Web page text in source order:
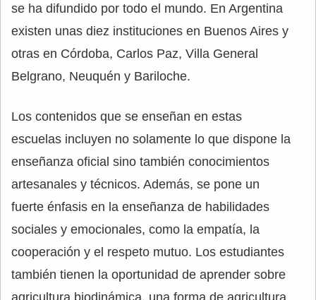
se ha difundido por todo el mundo. En Argentina
existen unas diez instituciones en Buenos Aires y
otras en Córdoba, Carlos Paz, Villa General
Belgrano, Neuquén y Bariloche.
Los contenidos que se enseñan en estas
escuelas incluyen no solamente lo que dispone la
enseñanza oficial sino también conocimientos
artesanales y técnicos. Además, se pone un
fuerte énfasis en la enseñanza de habilidades
sociales y emocionales, como la empatía, la
cooperación y el respeto mutuo. Los estudiantes
también tienen la oportunidad de aprender sobre
agricultura biodinámica, una forma de agricultura